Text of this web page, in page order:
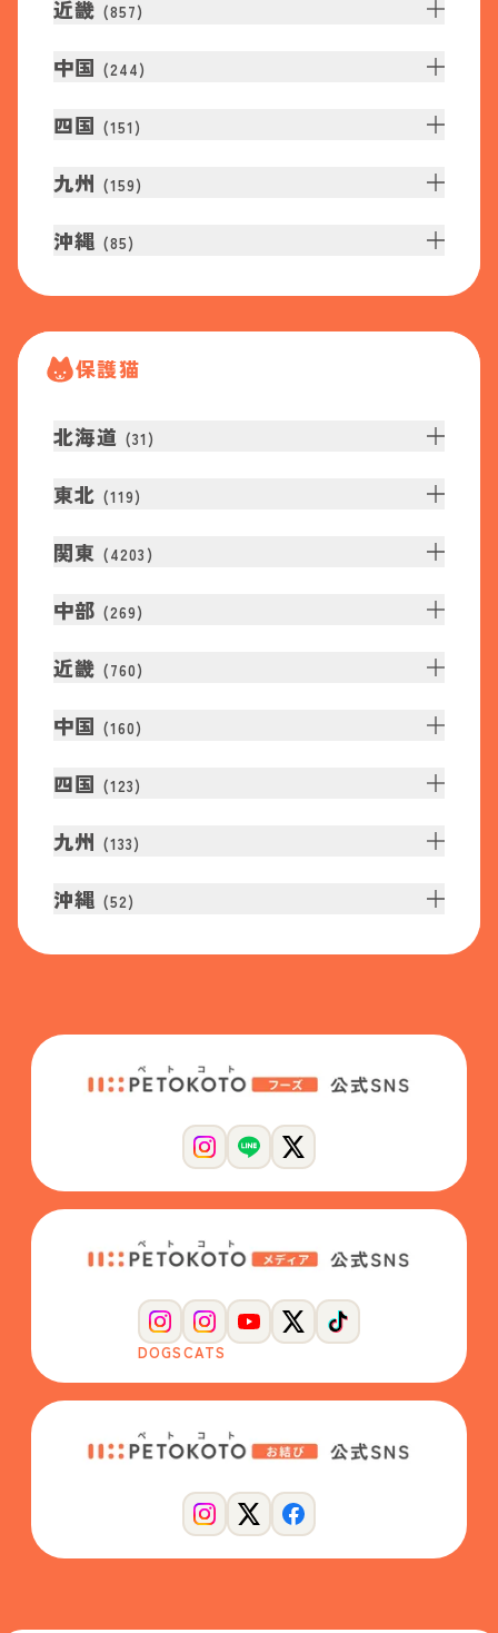
近畿 (857)
中国 (244)
四国 (151 )
九州 (159)
沖縄 (85)
保護猫
北海道 (31 )
東北 (119)
関東 (4203 )
中部 (269)
近畿 (760)
中国 (160)
四国 (123)
九州 (133)
沖縄 (52)
DOGSCATS